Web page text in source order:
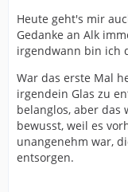
Heute geht's mir
Gedanke an Alk
irgendwann bin ich
War das erste Mal
irgendein Glas zu
belanglos, aber
bewusst, weil es
unangenehm war,
entsorgen.